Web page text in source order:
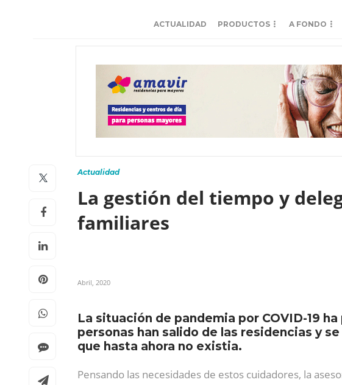
ACTUALIDAD PRODUCTOS A FONDO
Actualidad
La gestión del tiempo y
familiares
Abril, 2020
La situación de pandemia por COVID-19
personas han salido de las residencias y
que hasta ahora no existia.
Pensando las necesidades de estos cuidadores, la